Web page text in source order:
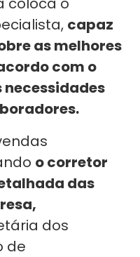
capaz
as melhores
com o
necessidades
o corretor
das
dos
de